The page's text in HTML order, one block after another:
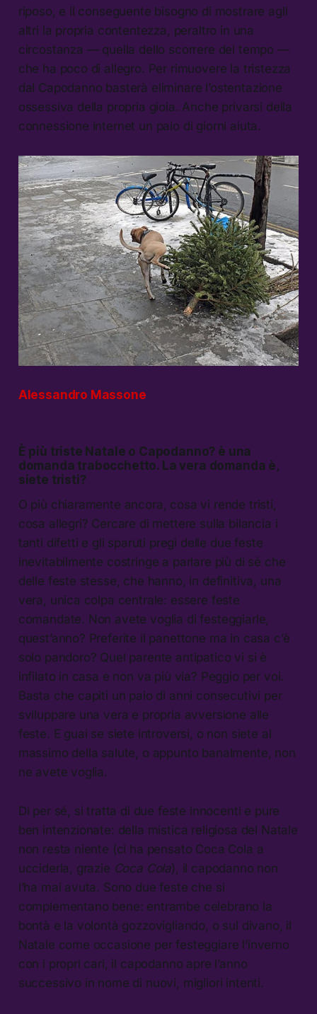
riposo, e il conseguente bisogno di mostrare agli
altri la propria contentezza, peraltro in una
circostanza — quella dello scorrere del tempo —
che ha poco di allegro. Per rimuovere la tristezza
dal Capodanno basterà eliminare l’ostentazione
ossessiva della propria gioia. Anche privarsi della
connessione internet un paio di giorni aiuta.
Alessandro Massone
È più triste Natale o Capodanno? è una
domanda trabocchetto. La vera domanda è,
siete tristi?
O più chiaramente ancora, cosa vi rende tristi,
cosa allegri? Cercare di mettere sulla bilancia i
tanti difetti e gli sparuti pregi delle due feste
inevitabilmente costringe a parlare più di sé che
delle feste stesse, che hanno, in definitiva, una
vera, unica colpa centrale: essere feste
comandate. Non avete voglia di festeggiarle,
quest’anno? Preferite il panettone ma in casa c’è
solo pandoro? Quel parente antipatico vi si è
infilato in casa e non va più via? Peggio per voi.
Basta che capiti un paio di anni consecutivi per
sviluppare una vera e propria avversione alle
feste. E guai se siete introversi, o non siete al
massimo della salute, o appunto banalmente, non
ne avete voglia.
Di per sé, si tratta di due feste innocenti e pure
ben intenzionate: della mistica religiosa del Natale
non resta niente (ci ha pensato Coca Cola a
ucciderla, grazie Coca Cola), il capodanno non
l’ha mai avuta. Sono due feste che si
complementano bene: entrambe celebrano la
bontà e la volontà gozzovigliando, o sul divano, il
Natale come occasione per festeggiare l’inverno
con i propri cari, il capodanno apre l’anno
successivo in nome di nuovi, migliori intenti.